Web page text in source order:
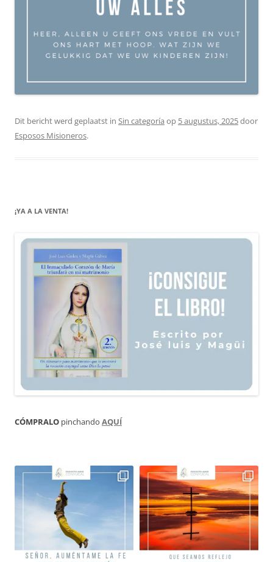
Dit bericht werd geplaatst in Sin categoría op 5 augustus, 2025door
Esposos Misioneros.
¡YA A LA VENTA!
CÓMPRALO pinchando AQUÍ